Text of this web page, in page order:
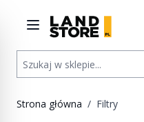
Szukaj w sklepie...
Strona główna / Filtry